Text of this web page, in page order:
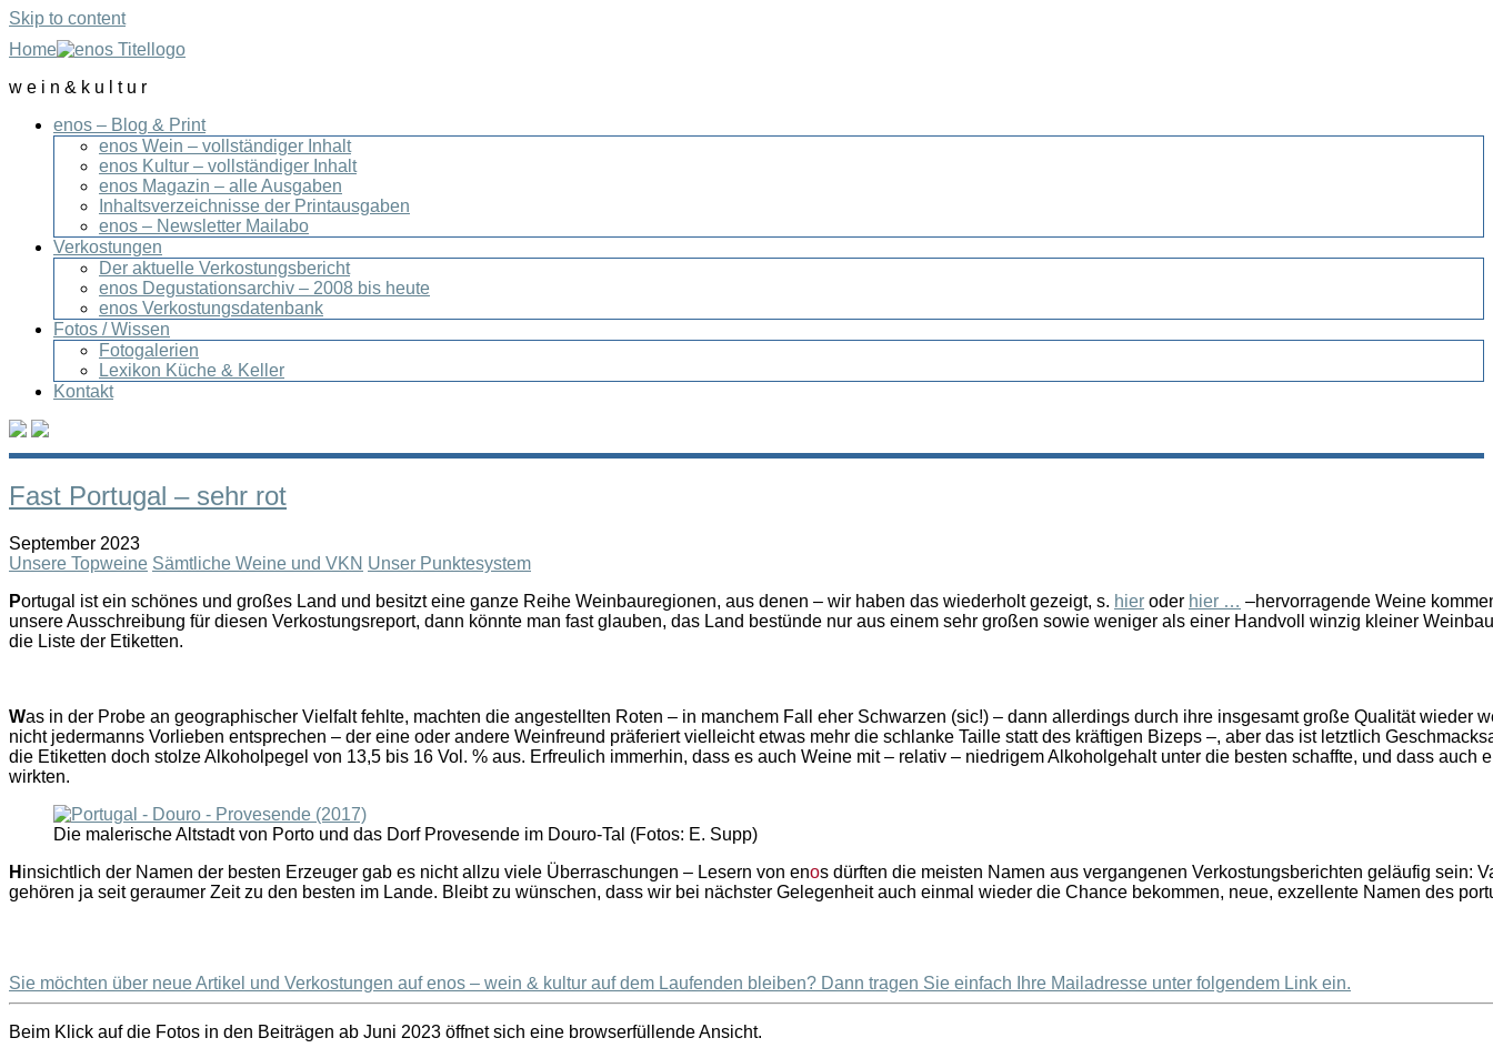
Skip to content
Home
w e i n & k u l t u r
enos – Blog & Print
enos Wein – vollständiger Inhalt
enos Kultur – vollständiger Inhalt
enos Magazin – alle Ausgaben
Inhaltsverzeichnisse der Printausgaben
enos – Newsletter Mailabo
Verkostungen
Der aktuelle Verkostungsbericht
enos Degustationsarchiv – 2008 bis heute
enos Verkostungsdatenbank
Fotos / Wissen
Fotogalerien
Lexikon Küche & Keller
Kontakt
Fast Portugal – sehr rot
September 2023
Unsere Topweine Sämtliche Weine und VKN Unser Punktesystem
Portugal ist ein schönes und großes Land und besitzt eine ganze Reihe Weinbauregionen, aus denen – wir haben das wiederholt gezeigt, s. hier oder hier … –hervorragende Weine
unsere Ausschreibung für diesen Verkostungsreport, dann könnte man fast glauben, das Land bestünde nur aus einem sehr großen sowie weniger als einer Handvoll winzig kleiner
die Liste der Etiketten.
Was in der Probe an geographischer Vielfalt fehlte, machten die angestellten Roten – in manchem Fall eher Schwarzen (sic!) – dann allerdings durch ihre insgesamt große Qualität wieder
nicht jedermanns Vorlieben entsprechen – der eine oder andere Weinfreund präferiert vielleicht etwas mehr die schlanke Taille statt des kräftigen Bizeps –, aber das ist letztlich
die Etiketten doch stolze Alkoholpegel von 13,5 bis 16 Vol. % aus. Erfreulich immerhin, dass es auch Weine mit – relativ – niedrigem Alkoholgehalt unter die besten schaffte, und dass auch
wirkten.
Die malerische Altstadt von Porto und das Dorf Provesende im Douro-Tal (Fotos: E. Supp)
H insichtlich der Namen der besten Erzeuger gab es nicht allzu viele Überraschungen – Lesern von enos dürften die meisten Namen aus vergangenen Verkostungsberichten geläufig sein:
gehören ja seit geraumer Zeit zu den besten im Lande. Bleibt zu wünschen, dass wir bei nächster Gelegenheit auch einmal wieder die Chance bekommen, neue, exzellente Namen des
Sie möchten über neue Artikel und Verkostungen auf enos – wein & kultur auf dem Laufenden bleiben? Dann tragen Sie einfach Ihre Mailadresse unter folgendem Link ein.
Beim Klick auf die Fotos in den Beiträgen ab Juni 2023 öffnet sich eine browserfüllende Ansicht.